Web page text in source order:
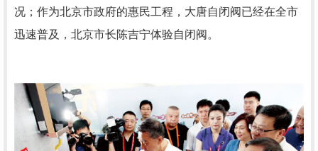
况；作为北京市政府的惠民工程，大唐自闭阀已经在全市
迅速普及，北京市长陈吉宁体验自闭阀。